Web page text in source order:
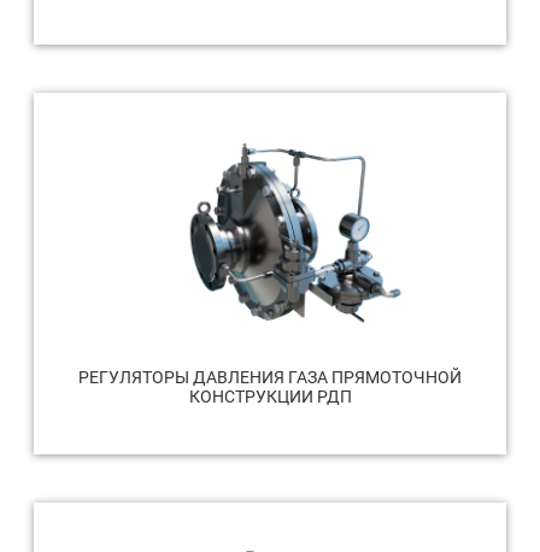
РЕГУЛЯТОРЫ ДАВЛЕНИЯ ГАЗА ПРЯМОТОЧНОЙ
КОНСТРУКЦИИ РДП